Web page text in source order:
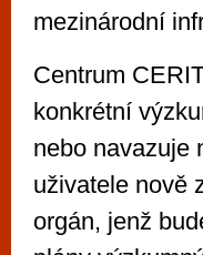
mezinárodní
Centrum
konkrétní
nebo navazuje
uživatele nově
orgán, jenž